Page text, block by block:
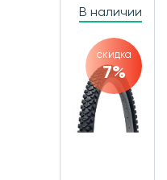
В наличии
скидка
7%